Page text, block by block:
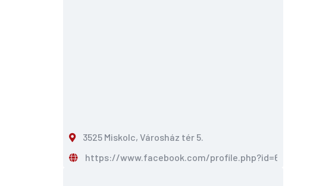
3525 Miskolc, Városház tér 5.
https://www.facebook.com/